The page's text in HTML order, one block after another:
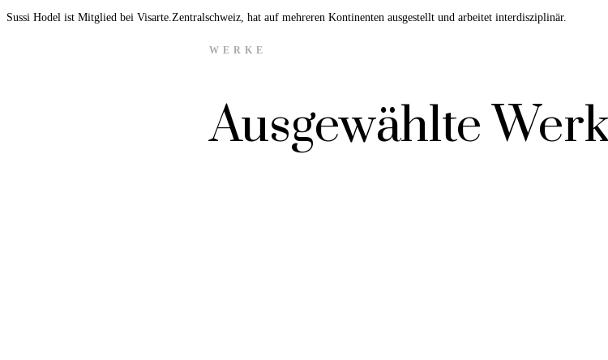
Sussi Hodel ist Mitglied bei Visarte.Zentralschweiz, hat auf mehreren Kontinenten ausgestellt und arbeitet interdisziplinär.
WERKE
Ausgewählte